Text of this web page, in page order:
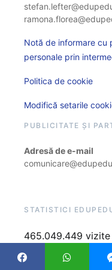
Notă de informare cu
personale prin
Politica de cookie
Modifică setarile
PUBLICITATE ȘI
Adresă de e-mail
STATISTICI
465.049.449 vizite